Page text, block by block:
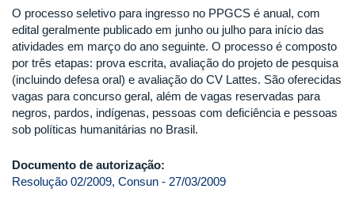
O processo seletivo para ingresso no PPGCS é anual, com
edital geralmente publicado em junho ou julho para início das
atividades em março do ano seguinte. O processo é composto
por três etapas: prova escrita, avaliação do projeto de pesquisa
(incluindo defesa oral) e avaliação do CV Lattes. São oferecidas
vagas para concurso geral, além de vagas reservadas para
negros, pardos, indígenas, pessoas com deficiência e pessoas
sob políticas humanitárias no Brasil.
Documento de autorização:
Resolução 02/2009, Consun - 27/03/2009